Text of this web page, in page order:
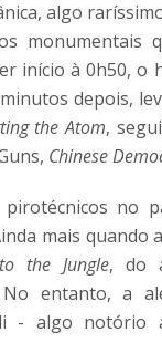
algo
monumentais
início à 0h50, o
depois,
the Atom,
Chinese
no
mais quando
the Jungle, do
entanto, a
- algo notório